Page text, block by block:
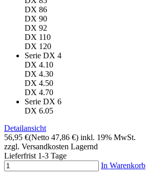
DX 86
DX 90
DX 92
DX 110
DX 120
Serie DX 4
DX 4.10
DX 4.30
DX 4.50
DX 4.70
Serie DX 6
DX 6.05
Detailansicht
56,95 €(Netto 47,86 €) inkl. 19% MwSt.
zzgl. Versandkosten Lagernd
Lieferfrist 1-3 Tage
In Warenkorb